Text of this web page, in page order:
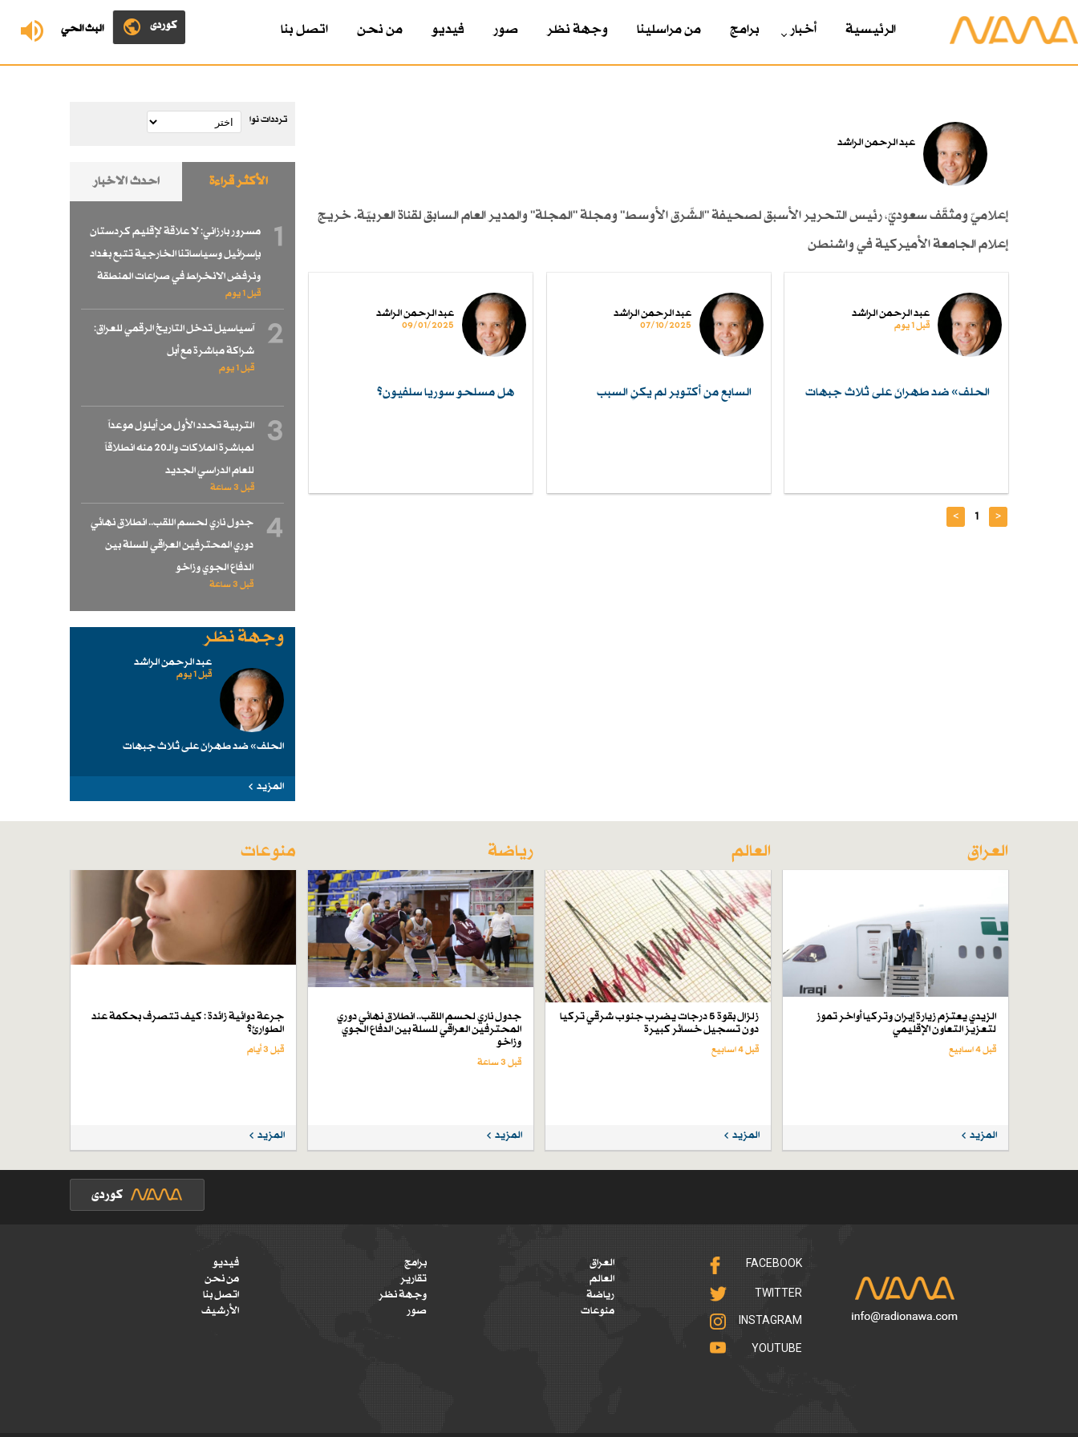
البث الحي کوردی الرئیسیة أخبار برامج من مراسلينا وجهة نظر صور فيديو من نحن اتصل بنا
عبد الرحمن الراشد
إعلاميّ ومثقّف سعوديّ، رئيس التحرير الأسبق لصحيفة "الشّرق الأوسط" ومجلة "المجلة" والمدير العام السابق لقناة العربيّة. خريج
إعلام الجامعة الأميركية في واشنطن
عبد الرحمن الراشد
قبل 1 یوم
الحلف» ضد طهرانَ على ثلاث جبهات
عبد الرحمن الراشد
07/10/2025
السابع من أكتوبر لم يكنِ السبب
عبد الرحمن الراشد
09/01/2025
هل مسلحو سوريا سلفيون؟
<
1
>
ترددات نوا
الأكثر قراءة احدث الاخبار
1
مسرور بارزاني: لا علاقة لإقليم كردستان
بإسرائيل وسياساتنا الخارجية تتبع بغداد
ونرفض الانخراط في صراعات المنطقة
قبل 1 یوم
2
آسياسيل تدخل التاريخ الرقمي للعراق:
شراكة مباشرة مع أبل
قبل 1 یوم
3
التربية تحدد الأول من أيلول موعداً
لمباشرة الملاكات والـ20 منه انطلاقاً
للعام الدراسي الجديد
قبل 3 ساعة
4
جدول ناري لحسم اللقب.. انطلاق نهائي
دوري المحترفين العراقي للسلة بين
الدفاع الجوي وزاخو
قبل 3 ساعة
وجهة نظر
عبد الرحمن الراشد
قبل 1 یوم
الحلف» ضد طهرانَ على ثلاث جبهات
المزيد
العراق
الزيدي يعتزم زيارة إيران وتركيا أواخر تموز
لتعزيز التعاون الإقليمي
قبل 4 اسابیع
المزيد
العالم
زلزال بقوة 5 درجات يضرب جنوب شرقي تركيا
دون تسجيل خسائر كبيرة
قبل 4 اسابیع
المزيد
رياضة
جدول ناري لحسم اللقب.. انطلاق نهائي دوري
المحترفين العراقي للسلة بين الدفاع الجوي
وزاخو
قبل 3 ساعة
المزيد
منوعات
جرعة دوائية زائدة : كيف تتصرف بحكمة عند
الطوارئ؟
قبل 3 أيام
المزيد
FACEBOOK
TWITTER
INSTAGRAM
YOUTUBE
العراق
العالم
رياضة
منوعات
برامج
تقارير
وجهة نظر
صور
فيديو
من نحن
اتصل بنا
الأرشيف